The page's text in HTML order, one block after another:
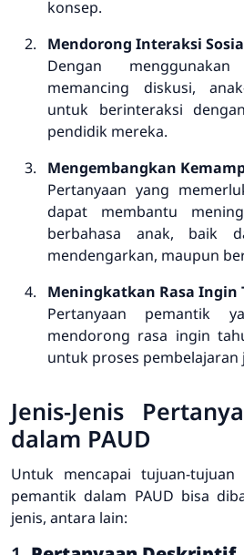
konsep.
Mendorong Interaksi
Dengan
memancing diskusi,
untuk berinteraksi
pendidik mereka.
Mengembangkan
Pertanyaan yang
dapat membantu
berbahasa anak, baik
mendengarkan, maupun
Meningkatkan Rasa Ingin
Pertanyaan pemantik
mendorong rasa ingin
untuk proses pembelajaran
Jenis-Jenis
dalam PAUD
Untuk mencapai tujuan-tujuan
pemantik dalam PAUD bisa
jenis, antara lain: